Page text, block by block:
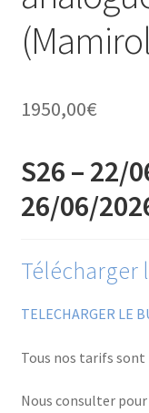
Financements
Mon compte
Nous contacter
Protection des
Stages catalogue
1950,00€
S26 – 22/
26/06/
Télécharger
TELECHARGER LE
Tous nos tarifs sont
Nous consulter